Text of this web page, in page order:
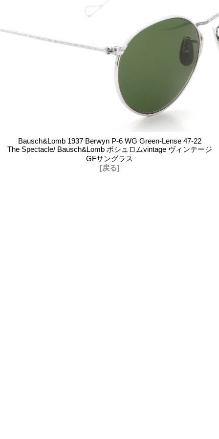
Bausch&Lomb 1937 Berwyn P-6 WG Green-Lense 47-22
The Spectacle/ Bausch&Lomb ボシュロムvintage ヴィンテージ
GFサングラス
[戻る]